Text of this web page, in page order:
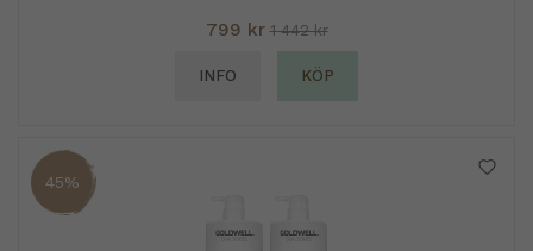
799 kr 1 442 kr
INFO KÖP
45%